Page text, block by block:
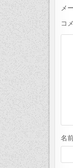
メ
コ
名